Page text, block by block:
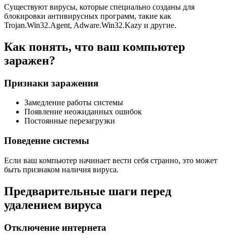
Существуют вирусы, которые специально созданы для
блокировки антивирусных программ, такие как
Trojan.Win32.Agent, Adware.Win32.Kazy и другие.
Как понять, что ваш компьютер
заражен?
Признаки заражения
Замедление работы системы
Появление неожиданных ошибок
Постоянные перезагрузки
Поведение системы
Если ваш компьютер начинает вести себя странно, это может
быть признаком наличия вируса.
Предварительные шаги перед
удалением вируса
Отключение интернета